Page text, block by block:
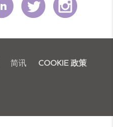
简讯 COOKIE 政策